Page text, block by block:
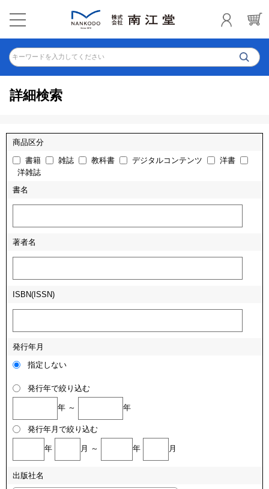
キーワードを入力してください
詳細検索
商品区分
書籍 雑誌 教科書 デジタルコンテンツ
洋書
洋雑誌
書名
著者名
ISBN(ISSN)
発行年月
指定しない
発行年で絞り込む
年 ～ 年
発行年月で絞り込む
年 月 ～ 年 月
出版社名